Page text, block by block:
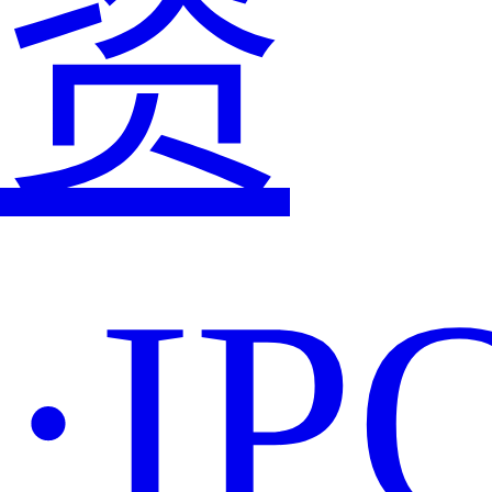
资